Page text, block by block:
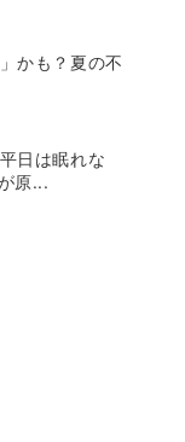
かも？夏の不
日は眠れな
原...